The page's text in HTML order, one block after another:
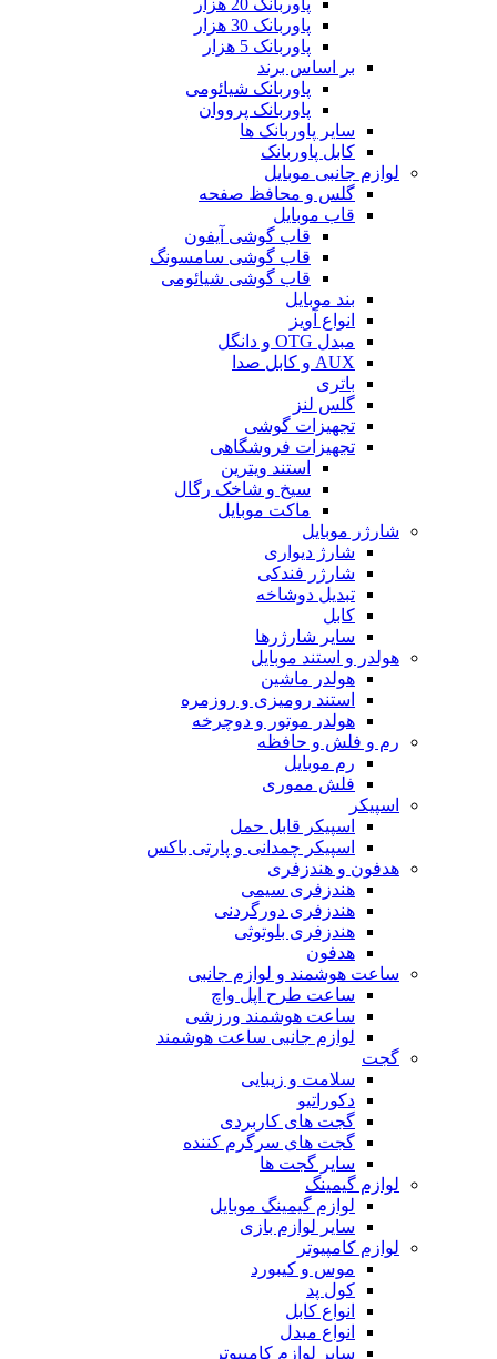
پاوربانک 20 هزار
پاوربانک 30 هزار
پاوربانک 5 هزار
بر اساس برند
پاوربانک شیائومی
پاوربانک پرووان
سایر پاوربانک ها
کابل پاوربانک
لوازم جانبی موبایل
گلس و محافظ صفحه
قاب موبایل
قاب گوشی آیفون
قاب گوشی سامسونگ
قاب گوشی شیائومی
بند موبایل
انواع آویز
مبدل OTG و دانگل
AUX و کابل صدا
باتری
گلس لنز
تجهیزات گوشی
تجهیزات فروشگاهی
استند ویترین
سیخ و شاخک رگال
ماکت موبایل
شارژر موبایل
شارژ دیواری
شارژر فندکی
تبدیل دوشاخه
کابل
سایر شارژرها
هولدر و استند موبایل
هولدر ماشین
استند رومیزی و روزمره
هولدر موتور و دوچرخه
رم و فلش و حافظه
رم موبایل
فلش مموری
اسپیکر
اسپیکر قابل حمل
اسپیکر چمدانی و پارتی باکس
هدفون و هندزفری
هندزفری سیمی
هندزفری دورگردنی
هندزفری بلوتوثی
هدفون
ساعت هوشمند و لوازم جانبی
ساعت طرح اپل واچ
ساعت هوشمند ورزشی
لوازم جانبی ساعت هوشمند
گجت
سلامت و زیبایی
دکوراتیو
گجت های کاربردی
گجت های سرگرم کننده
سایر گجت ها
لوازم گیمینگ
لوازم گیمینگ موبایل
سایر لوازم بازی
لوازم کامپیوتر
موس و کیبورد
کول پد
انواع کابل
انواع مبدل
سایر لوازم کامپیوتر